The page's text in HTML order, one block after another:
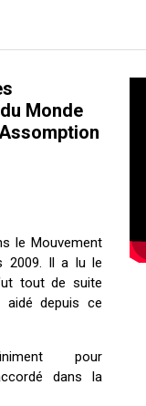
Monde
le Mouvement
2009. Il a lu le
tout de suite
depuis ce
pour
dans la